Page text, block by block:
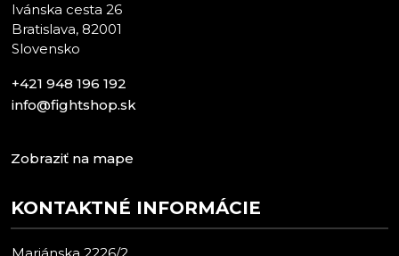
Ivánska cesta 26
Bratislava, 82001
Slovensko
+421 948 196 192
info@fightshop.sk
Zobraziť na mape
KONTAKTNÉ INFORMÁCIE